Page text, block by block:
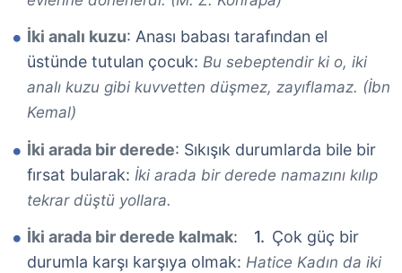
İki analı kuzu: Anası babası tarafından el
üstünde tutulan çocuk: Bu sebeptendir ki o, iki
analı kuzu gibi kuvvetten düşmez, zayıflamaz. (İbn
Kemal)
İki arada bir derede: Sıkışık durumlarda bile bir
fırsat bularak: İki arada bir derede namazını kılıp
tekrar düştü yollara.
İki arada bir derede kalmak:
Çok güç bir
durumla karşı karşıya olmak: Hatice Kadın da iki